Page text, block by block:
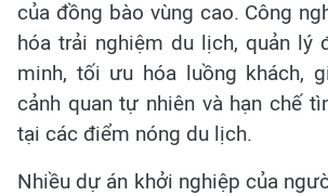
của đồng bào vùng cao. Công
hóa trải nghiệm du lịch, quản lý
minh, tối ưu hóa luồng khách,
cảnh quan tự nhiên và hạn chế
tại các điểm nóng du lịch.
Nhiều dự án khởi nghiệp của